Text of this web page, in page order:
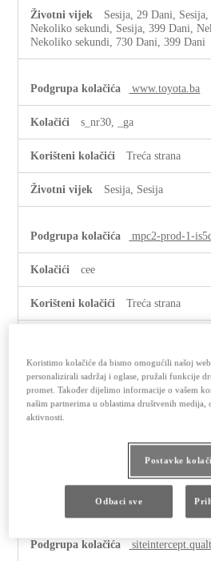
Sesija, 29 Dani,
Nekoliko sekundi, Sesija, 399 Dani,
Nekoliko sekundi, 730 Dani, 399 Dani
www.toyota.ba
s_nr30, _ga
Treća strana
Sesija, Sesija
mpc2-prod-1-
cee
Treća strana
tmecx.siteintercept.qualtrics.com
Treća strana
Sesija
Koristimo kolačiće da bismo omogućili našoj
personalizirali sadržaj i oglase, pružali funkcije
promet. Također dijelimo informacije o vašem
našim partnerima u oblastima društvenih medija,
aktivnosti.
Postavke
Odbaci sve